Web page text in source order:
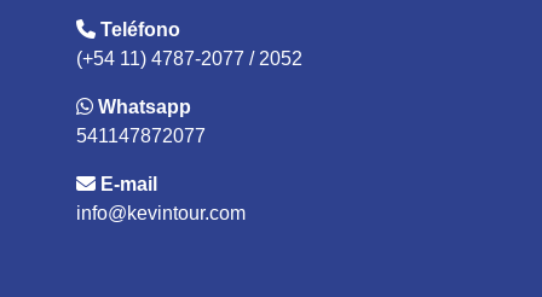
Teléfono
(+54 11) 4787-2077 / 2052
Whatsapp
541147872077
E-mail
info@kevintour.com